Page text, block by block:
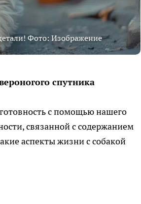
Фото: Изображение
спутника
готовность с помощью нашего
связанной с содержанием
аспекты жизни с собакой